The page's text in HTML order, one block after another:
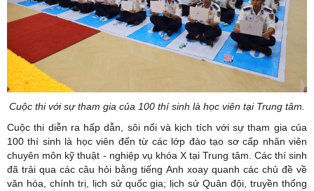
Cuộc thi với sự tham gia của 100 thí sinh là học viên tại Trung tâm.
Cuộc thi diễn ra hấp dẫn, sôi nổi và kịch tích với sự tham gia của
100 thí sinh là học viên đến từ các lớp đào tạo sơ cấp nhân viên
chuyên môn kỹ thuật - nghiệp vụ khóa X tại Trung tâm. Các thí sinh
đã trải qua các câu hỏi bằng tiếng Anh xoay quanh các chủ đề về
văn hóa, chính trị, lịch sử quốc gia; lịch sử Quân đội, truyền thống